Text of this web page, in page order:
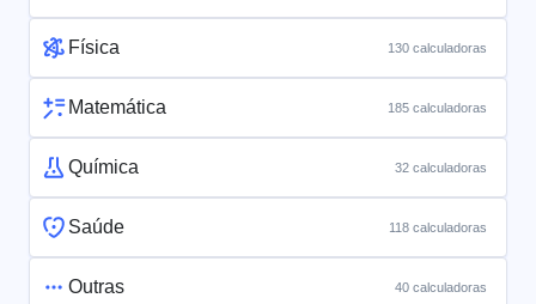
Física 130 calculadoras
Matemática 185 calculadoras
Química 32 calculadoras
Saúde 118 calculadoras
Outras 40 calculadoras